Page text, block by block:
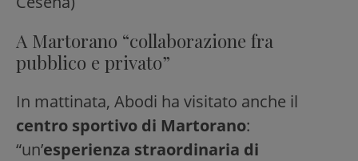
A Martorano “collaborazione fra
pubblico e privato”
In mattinata, Abodi ha visitato anche il
centro sportivo di Martorano:
“un’esperienza straordinaria di